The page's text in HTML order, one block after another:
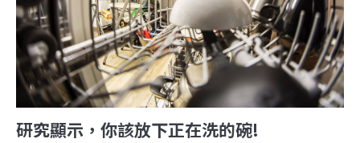
研究顯示，你該放下正在洗的碗!